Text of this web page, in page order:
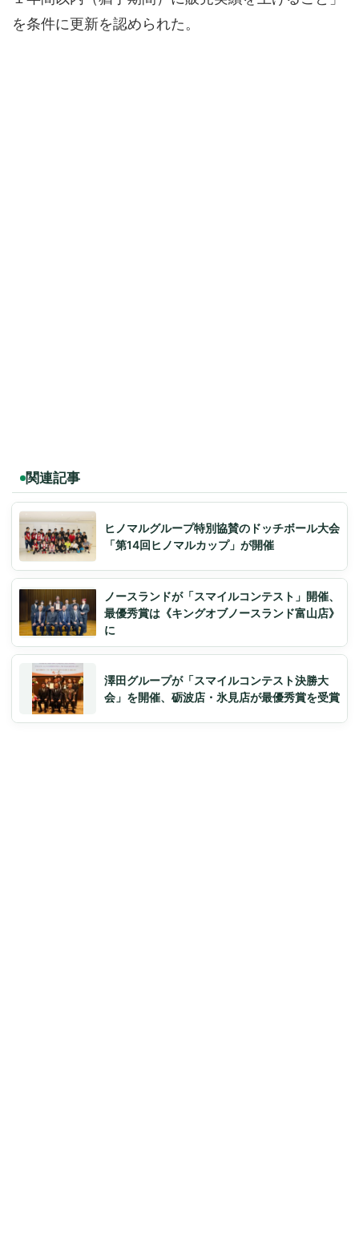
を条件に更新を認められた。
関連記事
ヒノマルグループ特別協賛のドッチボール大会
「第14回ヒノマルカップ」が開催
ノースランドが「スマイルコンテスト」開催、
最優秀賞は《キングオブノースランド富山店》
に
澤田グループが「スマイルコンテスト決勝大
会」を開催、砺波店・氷見店が最優秀賞を受賞